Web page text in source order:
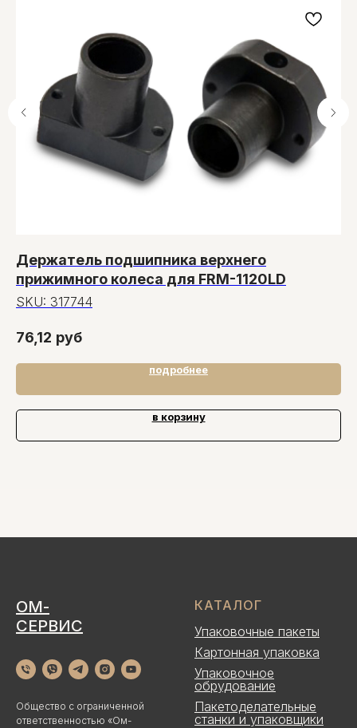
Держатель подшипника верхнего
прижимного колеса для FRM-1120LD
SKU: 317744
76,12 руб
подробнее
в корзину
ОМ-
СЕРВИС
Общество с ограниченной
ответственностью «Ом-
КАТАЛОГ
Упаковочные пакеты
Картонная упаковка
Упаковочное
обрудование
Пакетоделательные
станки и упаковщики